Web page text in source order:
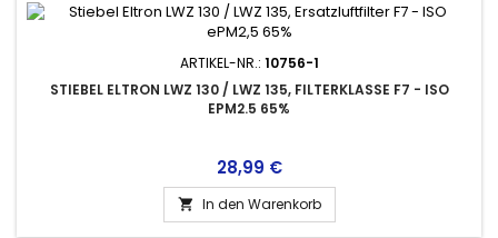
ARTIKEL-NR.: 10756-1
STIEBEL ELTRON LWZ 130 / LWZ 135, FILTERKLASSE F7 - ISO
EPM2.5 65%
Preis
28,99 €
 In den Warenkorb